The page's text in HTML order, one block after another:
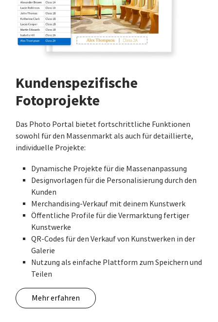
Kundenspezifische
Fotoprojekte
Das Photo Portal bietet fortschrittliche Funktionen
sowohl für den Massenmarkt als auch für detaillierte,
individuelle Projekte:
Dynamische Projekte für die Massenanpassung
Designvorlagen für die Personalisierung durch den
Kunden
Merchandising-Verkauf mit deinem Kunstwerk
Öffentliche Profile für die Vermarktung fertiger
Kunstwerke
QR-Codes für den Verkauf von Kunstwerken in der
Galerie
Nutzung als einfache Plattform zum Speichern und
Teilen
Mehr erfahren